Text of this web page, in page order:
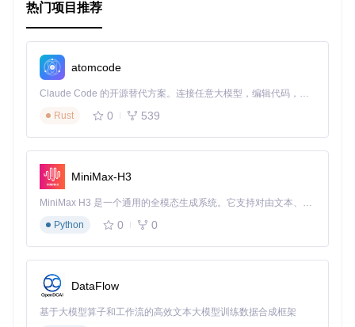
热门项目推荐
atomcode
Claude Code 的开源替代方案。连接任意大模型，编辑代码，运行命令，自动验证 — 全自动执行。用 Rust 构建，极致性能。 ｜ An open-source alternative to Claude Code. Connect any LLM, edit code, run commands, and verify changes — autonomously. Built in Rust for speed. Get Started
Rust
0 539
MiniMax-H3
MiniMax H3 是一个通用的全模态生成系统。它支持对由文本、图像、视频和音频组成的多模态上下文进行统一理解，并能生成分辨率高达 2K、时长可达 15 秒的带原生立体声音频的视频。得益于面向任务泛化的系统设计，H3 在预训练阶段就已具备广泛的多模态上下文理解与生成能力，能够出色地执行复杂的多模态指令。
Python
0 0
DataFlow
基于大模型算子和工作流的高效文本大模型训练数据合成框架